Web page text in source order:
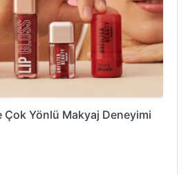
Çok Yönlü Makyaj Deneyimi